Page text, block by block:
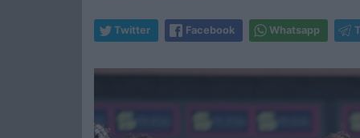
Twitter Facebook Whatsapp